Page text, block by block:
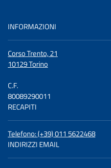
INFORMAZIONI
Corso Trento, 21
10129 Torino
C.F.
80089290011
RECAPITI
Telefono: (+39) 011 5622468
INDIRIZZI EMAIL